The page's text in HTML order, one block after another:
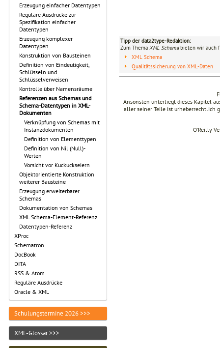
Erzeugung einfacher Datentypen
Reguläre Ausdrücke zur
Spezifikation einfacher
Datentypen
Erzeugung komplexer
Datentypen
Konstruktion von Bausteinen
Definition von Eindeutigkeit,
Schlüsseln und
Schlüsselverweisen
Kontrolle über Namensräume
Referenzen aus Schemas und
Schema-Datentypen in XML-
Dokumenten
Verknüpfung von Schemas mit
Instanzdokumenten
Definition von Elementtypen
Definition von Nil (Null)-
Werten
Vorsicht vor Kuckuckseiern
Objektorientierte Konstruktion
weiterer Bausteine
Erzeugung erweiterbarer
Schemas
Dokumentation von Schemas
XML Schema-Element-Referenz
Datentypen-Referenz
XProc
Schematron
DocBook
DITA
RSS & Atom
Reguläre Ausdrücke
Oracle & XML
Schulungstermine 2026 >>>
XML-Glossar >>>
Tipp der data2type-Redaktion:
Zum Thema XML Schemabieten wir auch
XML Schema
Qualitätssicherung von XML-Daten
Ansonsten unterliegt dieses Kapitel
aller seiner Teile ist urheberrechtlich
O’Reilly